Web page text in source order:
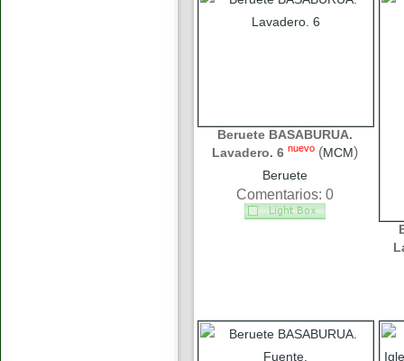
Beruete BASABURUA.
Lavadero. 6 nuevo (MCM)
Beruete
Comentarios: 0